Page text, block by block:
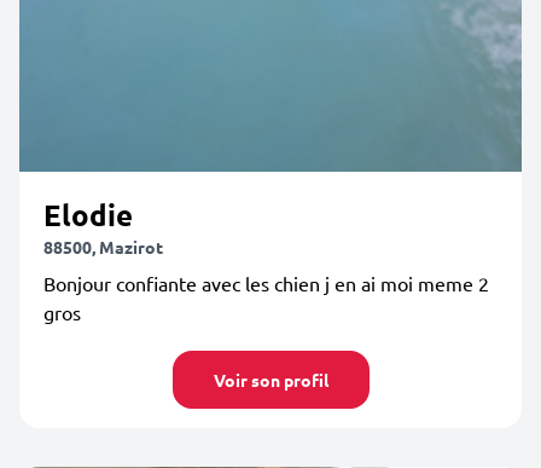
Elodie
88500, Mazirot
Bonjour confiante avec les chien j en ai moi meme 2
gros
Voir son profil